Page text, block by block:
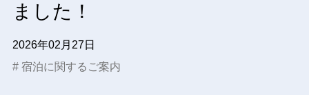
ました！
2026年02月27日
宿泊に関するご案内